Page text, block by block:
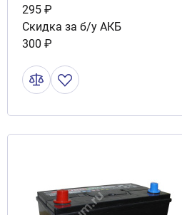
295 ₽
Скидка за б/у АКБ
300 ₽